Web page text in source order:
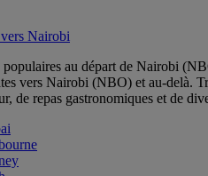
Nairobi
populaires au départ de Nairobi
vers Nairobi (NBO) et au-delà.
de repas gastronomiques et de